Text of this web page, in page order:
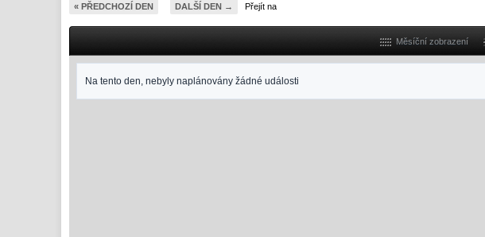
« PŘEDCHOZÍ DEN DALŠÍ DEN → Přejít na
Měsíční zobrazení
Na tento den, nebyly naplánovány žádné události